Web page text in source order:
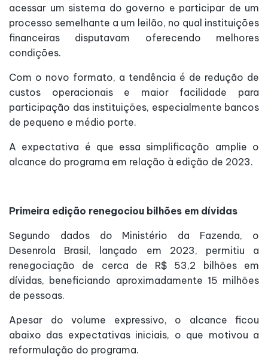
acessar um sistema do governo e participar de um
processo semelhante a um leilão, no qual instituições
financeiras disputavam oferecendo melhores
condições.
Com o novo formato, a tendência é de redução de
custos operacionais e maior facilidade para
participação das instituições, especialmente bancos
de pequeno e médio porte.
A expectativa é que essa simplificação amplie o
alcance do programa em relação à edição de 2023.
Primeira edição renegociou bilhões em dívidas
Segundo dados do Ministério da Fazenda, o
Desenrola Brasil, lançado em 2023, permitiu a
renegociação de cerca de R$ 53,2 bilhões em
dívidas, beneficiando aproximadamente 15 milhões
de pessoas.
Apesar do volume expressivo, o alcance ficou
abaixo das expectativas iniciais, o que motivou a
reformulação do programa.